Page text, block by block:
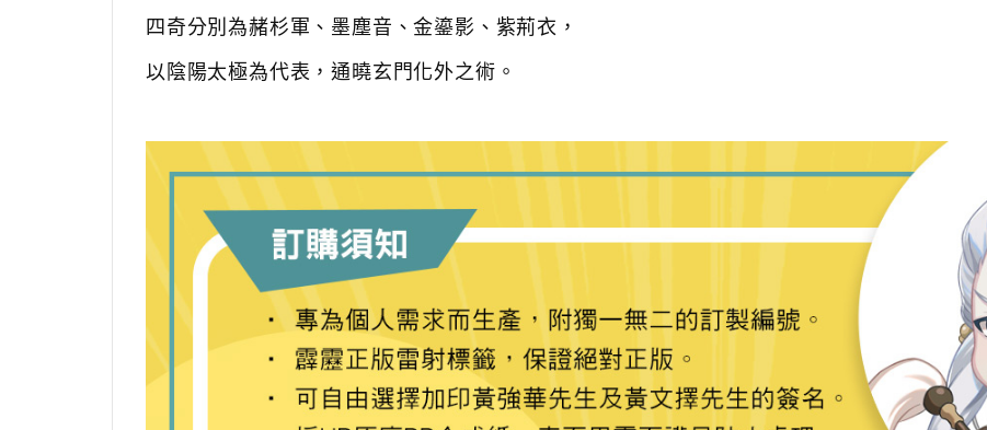
四奇分別為赭杉軍、墨塵音、金鎏影、紫荊衣，
以陰陽太極為代表，通曉玄門化外之術。